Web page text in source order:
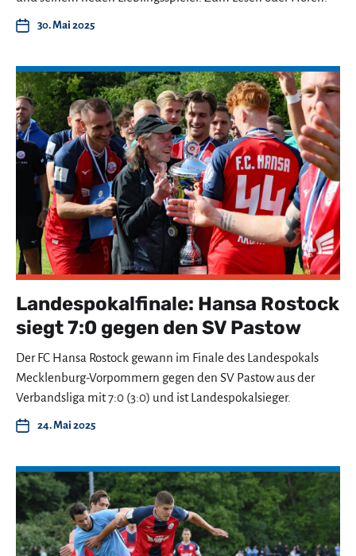
30. Mai 2025
Landespokalfinale: Hansa Rostock
siegt 7:0 gegen den SV Pastow
Der FC Hansa Rostock gewann im Finale des Landespokals
Mecklenburg-Vorpommern gegen den SV Pastow aus der
Verbandsliga mit 7:0 (3:0) und ist Landespokalsieger.
24. Mai 2025